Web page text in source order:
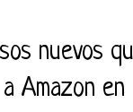
nuevos
Amazon